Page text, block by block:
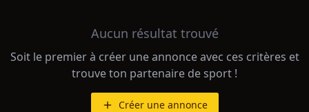
Aucun résultat trouvé
Soit le premier à créer une annonce avec ces critères et
trouve ton partenaire de sport !
Créer une annonce